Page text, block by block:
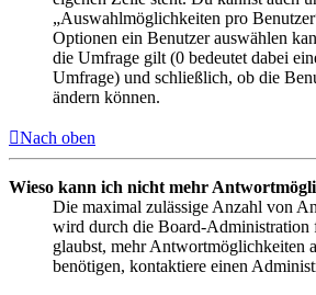
„Auswahlmöglichkeiten pro
Optionen ein Benutzer auswählen
die Umfrage gilt (0 bedeutet dabei
Umfrage) und schließlich, ob die
ändern können.
Nach oben
Wieso kann ich nicht mehr
Die maximal zulässige Anzahl von
wird durch die Board-Administration
glaubst, mehr Antwortmöglichkeiten
benötigen, kontaktiere einen